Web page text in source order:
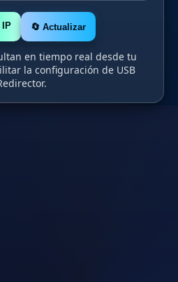
IP 🔄 Actualizar
en tiempo real desde tu
la configuración de USB